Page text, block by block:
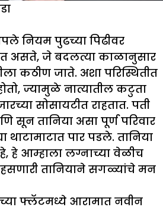
नियम पुढच्या पिढीवर
असते, जे बदलत्या काळानुसार
कठीण जाते. अशा परिस्थितीत
ज्यामुळे नात्यातील कटुता
सोसायटीत राहतात. पती
सून तानिया असा पूर्ण परिवार
पार पडले. तानिया
आम्हाला लग्नाच्या वेळीच
तानियाने सगळ्यांचे मन
फ्लॅटमध्ये आरामात नवीन